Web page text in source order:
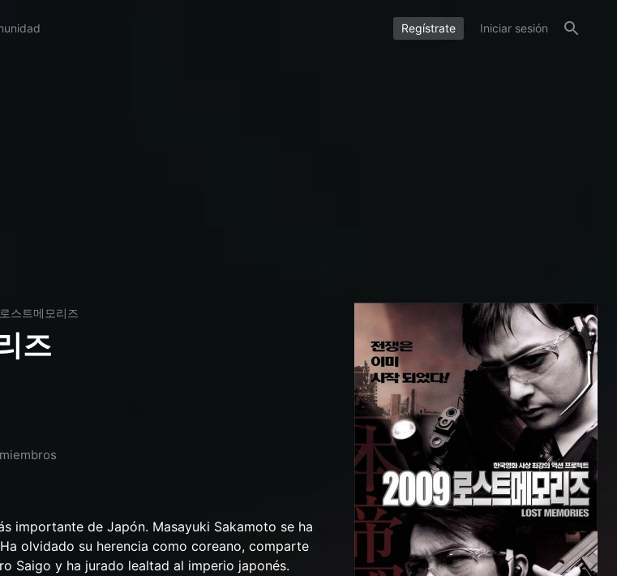
Regístrate Iniciar sesión
스트메모리즈
즈
importante de Japón. Masayuki Sakamoto se ha
olvidado su herencia como coreano, comparte
Saigo y ha jurado lealtad al imperio japonés.